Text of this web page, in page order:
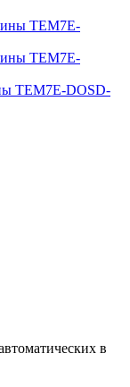
TEM7E-DOSD-
в